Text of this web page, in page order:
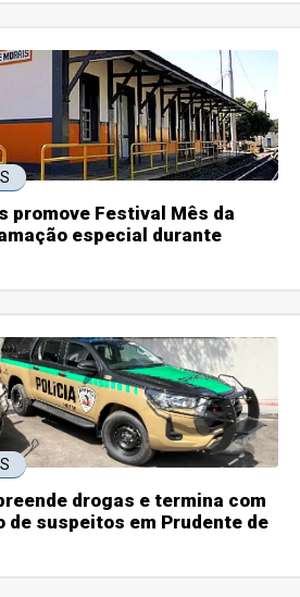
promove Festival Mês da
especial durante
drogas e termina com
de suspeitos em Prudente de